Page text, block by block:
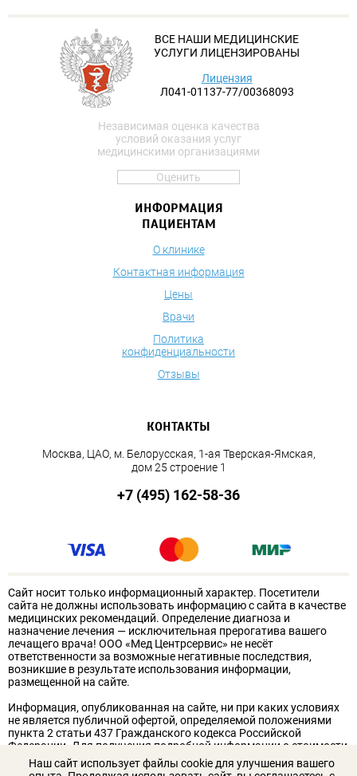
ВСЕ НАШИ МЕДИЦИНСКИЕ
УСЛУГИ ЛИЦЕНЗИРОВАНЫ
Лицензия
Л041-01137-77/00368093
Независимая оценка качества
условий оказания услуг
медицинскими организациями
Оценить
ИНФОРМАЦИЯ
ПАЦИЕНТАМ
О клинике
Контактная информация
Цены
Врачи
Политика
конфиденциальности
Отзывы
КОНТАКТЫ
Москва, ЦАО, м. Белорусская, 1-ая Тверская-Ямская,
дом 25 строение 1
+7 (495) 162-58-36
Сайт носит только информационный характер. Посетители
сайта не должны использовать информацию с сайта в качестве
медицинских рекомендаций. Определение диагноза и
назначение лечения — исключительная прерогатива вашего
лечащего врача! ООО «Мед Центрсервис» не несёт
ответственности за возможные негативные последствия,
возникшие в результате использования информации,
размещенной на сайте.
Информация, опубликованная на сайте, ни при каких условиях
не является публичной офертой, определяемой положениями
пункта 2 статьи 437 Гражданского кодекса Российской
Федерации. Для получения подробной информации о стоимости
услуг обращайтесь к администрации клиники. Для получения
подробной информации о стоимости услуг, пожалуйста,
Наш сайт использует файлы cookie для улучшения вашего